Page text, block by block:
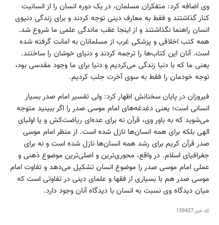
وی اضافه کرد: متفکران مسلمان، در یک دوره انسان را از انسانیت
کنار گذاشتند و فقط به معارف دینی توجه کردند و برای زندگی دنیوی
انسان راهنما نگذاشتند و از اینجا عقب ماندگی علمی ما شروع شد.
همه کتب اخلاقی و پزشکی غرب از مسلمانان به امانت گرفته شده
است. آنان این کتاب‌ها را ترجمه کردند و دنیای خوشان را ساختند.
یعنی ما که با دنیا زندگی می‌کردیم و دنیا برای ما وجود مقدسی بود،
توجه خودمان را فقط به سوی آخرت جلب کردیم.
فیروزان در پایان سخنانش اظهار کرد: ولی تفسیر امام صدر بسیار
انسانی است؛ یعنی دغدغه‌های امام موسی صدر را اگر ببینید متوجه
می‌شوید که به باور وی، قرآن نه برای عده‌ای ریاضت‌کش و یا اولیای
الهی بلکه برای همه انسان‌ها نازل شده است. از منظر امام موسی
صدر قرآن کریم برای رشد همه انسان‌ها نازل شده است و نه برای
جغرافیای اسلام. در واقع، محوری‌ترین و اصلی‌ترین موضوع ذهنی و
عملی امام موسی صدر را موضوع انسان تشکیل می‌دهد و تفاوت امام
موسی صدر هم با بسیاری از فقها و علمای دینی در تفاوتی است که
میان دیدگاه وی نسبت به انسان با دیدگاه آنان وجود دارد.
کد خبر139427